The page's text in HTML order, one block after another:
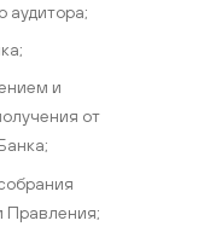
аудитора;
и
от
Правления;